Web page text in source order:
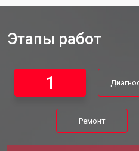
Этапы работ
1
Ремонт